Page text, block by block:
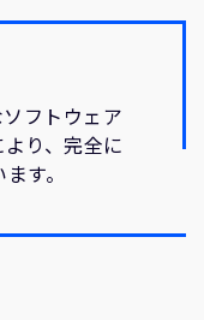
フトウェア
り、完全に
す。